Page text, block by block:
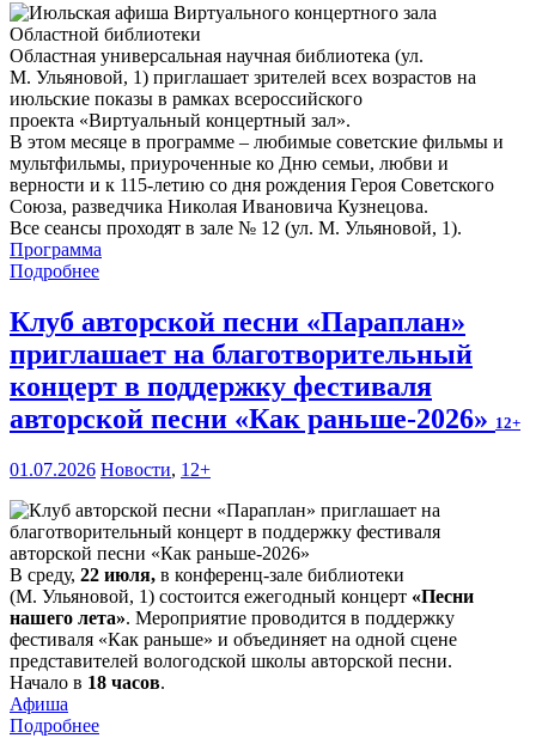
Областная универсальная научная библиотека (ул.
М. Ульяновой, 1) приглашает зрителей всех возрастов на
июльские показы в рамках всероссийского
проекта «Виртуальный концертный зал».
В этом месяце в программе – любимые советские фильмы и
мультфильмы, приуроченные ко Дню семьи, любви и
верности и к 115-летию со дня рождения Героя Советского
Союза, разведчика Николая Ивановича Кузнецова.
Все сеансы проходят в зале № 12 (ул. М. Ульяновой, 1).
Программа
Подробнее
Клуб авторской песни «Параплан»
приглашает на благотворительный
концерт в поддержку фестиваля
авторской песни «Как раньше-2026» 12+
01.07.2026 Новости, 12+
В среду, 22 июля, в конференц-зале библиотеки
(М. Ульяновой, 1) состоится ежегодный концерт «Песни
нашего лета». Мероприятие проводится в поддержку
фестиваля «Как раньше» и объединяет на одной сцене
представителей вологодской школы авторской песни.
Начало в 18 часов.
Афиша
Подробнее